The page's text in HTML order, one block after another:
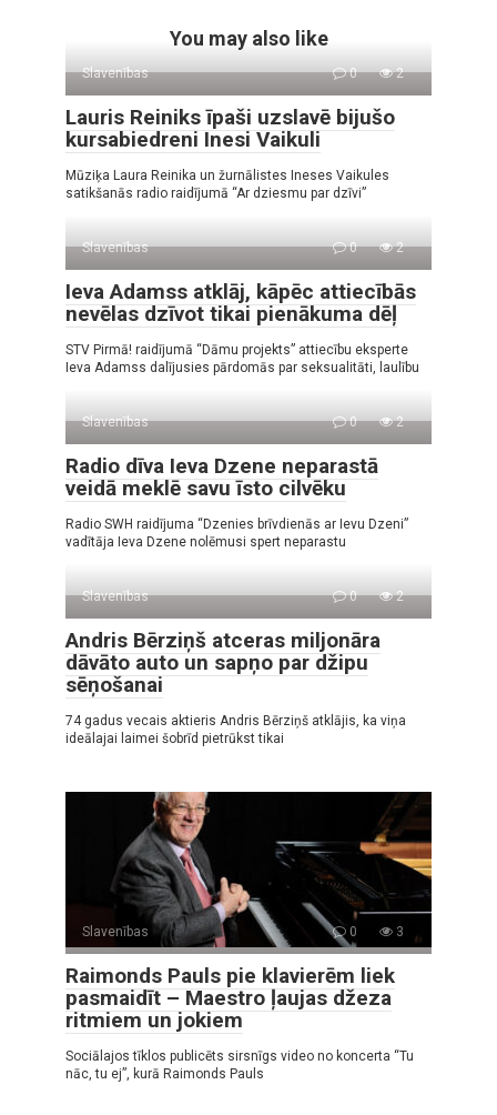
You may also like
Slavenības 0 2
Lauris Reiniks īpaši uzslavē bijušo
kursabiedreni Inesi Vaikuli
Mūziķa Laura Reinika un žurnālistes Ineses Vaikules
satikšanās radio raidījumā “Ar dziesmu par dzīvi”
Slavenības 0 2
Ieva Adamss atklāj, kāpēc attiecībās
nevēlas dzīvot tikai pienākuma dēļ
STV Pirmā! raidījumā “Dāmu projekts” attiecību eksperte
Ieva Adamss dalījusies pārdomās par seksualitāti, laulību
Slavenības 0 2
Radio dīva Ieva Dzene neparastā
veidā meklē savu īsto cilvēku
Radio SWH raidījuma “Dzenies brīvdienās ar Ievu Dzeni”
vadītāja Ieva Dzene nolēmusi spert neparastu
Slavenības 0 2
Andris Bērziņš atceras miljonāra
dāvāto auto un sapņo par džipu
sēņošanai
74 gadus vecais aktieris Andris Bērziņš atklājis, ka viņa
ideālajai laimei šobrīd pietrūkst tikai
Slavenības 0 3
Raimonds Pauls pie klavierēm liek
pasmaidīt – Maestro ļaujas džeza
ritmiem un jokiem
Sociālajos tīklos publicēts sirsnīgs video no koncerta “Tu
nāc, tu ej”, kurā Raimonds Pauls